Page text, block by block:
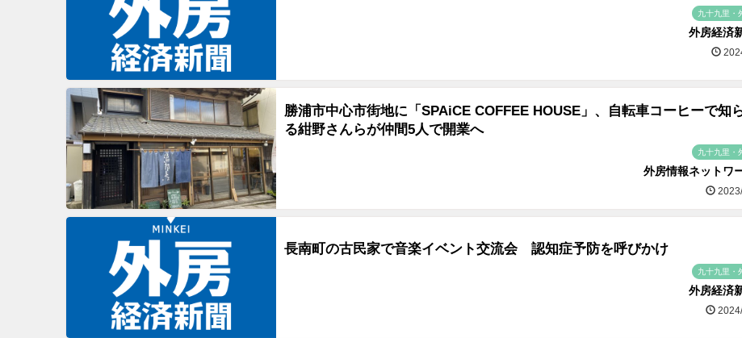
九十九里・
外房経済
勝浦市中心市街地に「SPAiCE COFFEE HOUSE」、自転車コーヒーで知
る紺野さんらが仲間5人で開業へ
九十九里・
外房情報ネットワ
長南町の古民家で音楽イベント交流会 認知症予防を呼びかけ
九十九里・
外房経済